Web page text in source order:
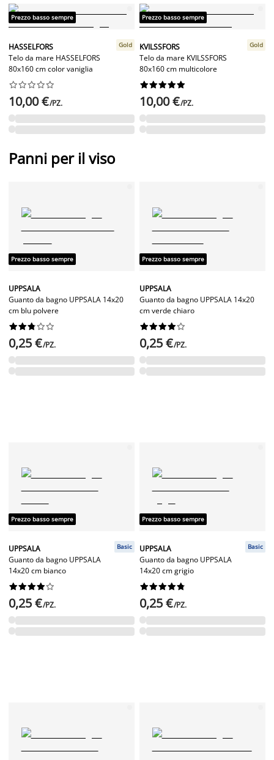
Prezzo basso sempre
HASSELFORS
Telo da mare HASSELFORS
80x160 cm color vaniglia
Gold






10,00 €/PZ.
Prezzo basso sempre
KVILSSFORS
Telo da mare KVILSSFORS
80x160 cm multicolore
Gold






10,00 €/PZ.
Panni per il viso
Prezzo basso sempre
UPPSALA
Guanto da bagno UPPSALA 14x20
cm blu polvere






0,25 €/PZ.
Prezzo basso sempre
UPPSALA
Guanto da bagno UPPSALA 14x20
cm verde chiaro






0,25 €/PZ.
Prezzo basso sempre
UPPSALA
Guanto da bagno UPPSALA
14x20 cm bianco
Basic






0,25 €/PZ.
Prezzo basso sempre
UPPSALA
Guanto da bagno UPPSALA
14x20 cm grigio
Basic






0,25 €/PZ.